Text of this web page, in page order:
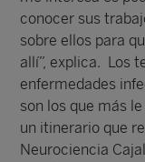
conocer sus
sobre ellos para
allí”, explica. Los
enfermedades
son los que más
un itinerario que
Neurociencia